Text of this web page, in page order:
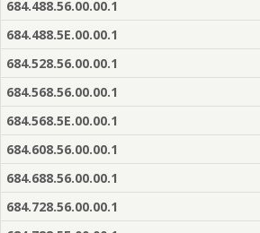
684.488.56.00.00.1
684.488.5E.00.00.1
684.528.56.00.00.1
684.568.56.00.00.1
684.568.5E.00.00.1
684.608.56.00.00.1
684.688.56.00.00.1
684.728.56.00.00.1